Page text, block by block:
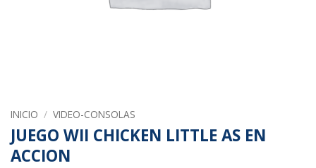
INICIO / VIDEO-CONSOLAS
JUEGO WII CHICKEN LITTLE AS EN
ACCION